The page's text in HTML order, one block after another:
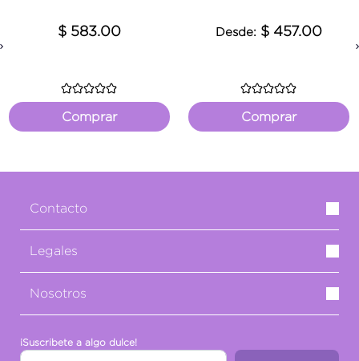
$ 583.00
Comprar
Desde: $ 457.00
Comprar
Contacto
Legales
Nosotros
¡Suscribete a algo dulce!